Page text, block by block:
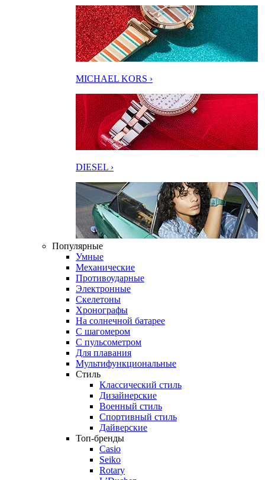
MICHAEL KORS ›
DIESEL ›
Популярные
Умные
Механические
Противоударные
Электронные
Скелетоны
Хронографы
На солнечной батарее
С шагомером
С пульсометром
Для плавания
Мультифункциональные
Стиль
Классический стиль
Дизайнерские
Военный стиль
Спортивный стиль
Дайверские
Топ-бренды
Casio
Seiko
Rotary